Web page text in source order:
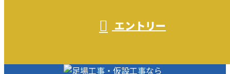
エントリー